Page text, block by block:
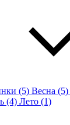
(5) Весна (5)
(4) Лето (1)